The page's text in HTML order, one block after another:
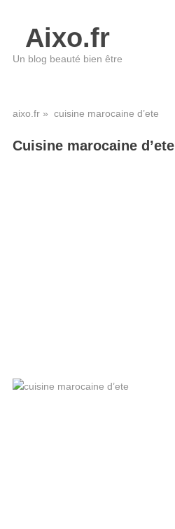
Aixo.fr
Un blog beauté bien être
aixo.fr» cuisine marocaine d’ete
Cuisine marocaine d’ete